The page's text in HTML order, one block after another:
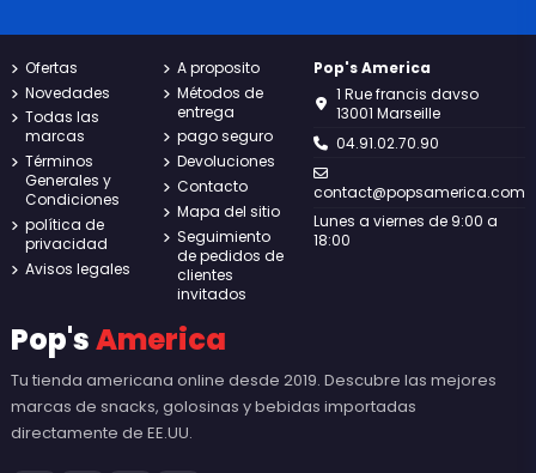
Ofertas
Novedades
Todas las
marcas
Términos
Generales y
Condiciones
política de
privacidad
Avisos legales
A proposito
Métodos de
entrega
pago seguro
Devoluciones
Contacto
Mapa del sitio
Seguimiento
de pedidos de
clientes
invitados
Pop's America
1 Rue francis davso
13001 Marseille
04.91.02.70.90
contact@popsamerica.com
Lunes a viernes de 9:00 a
18:00
Pop'sAmerica
Tu tienda americana online desde 2019. Descubre las mejores
marcas de snacks, golosinas y bebidas importadas
directamente de EE.UU.